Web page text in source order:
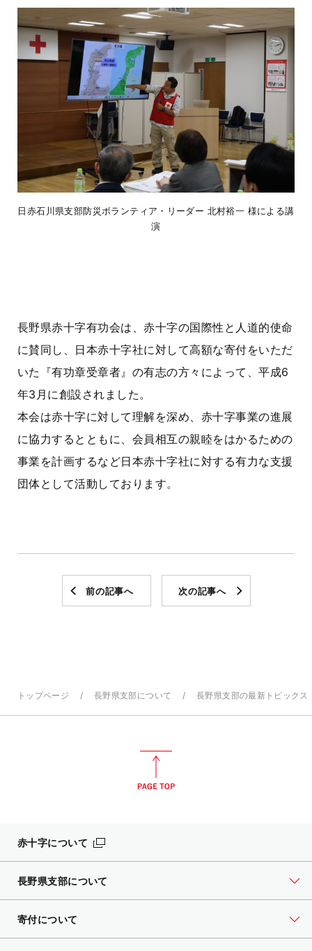
日赤石川県支部防災ボランティア・リーダー 北村裕一 様による講
演
長野県赤十字有功会は、赤十字の国際性と人道的使命
に賛同し、日本赤十字社に対して高額な寄付をいただ
いた『有功章受章者』の有志の方々によって、平成6
年3月に創設されました。
本会は赤十字に対して理解を深め、赤十字事業の進展
に協力するとともに、会員相互の親睦をはかるための
事業を計画するなど日本赤十字社に対する有力な支援
団体として活動しております。
前の記事へ 次の記事へ
トップページ 長野県支部について 長野県支部の最新トピックス
赤十字について
長野県支部について
寄付について